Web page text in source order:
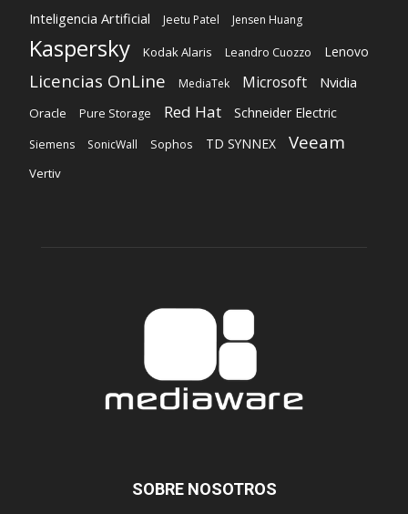
Inteligencia Artificial Jeetu Patel Jensen Huang
Kaspersky Kodak Alaris Leandro Cuozzo Lenovo
Licencias OnLine MediaTek Microsoft Nvidia
Oracle Pure Storage Red Hat Schneider Electric
Siemens SonicWall Sophos TD SYNNEX Veeam
Vertiv
SOBRE NOSOTROS